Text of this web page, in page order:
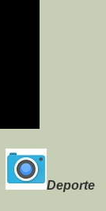
Deporte